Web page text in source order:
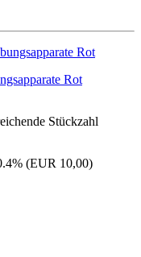
Rot
Stückzahl
(EUR 10,00)